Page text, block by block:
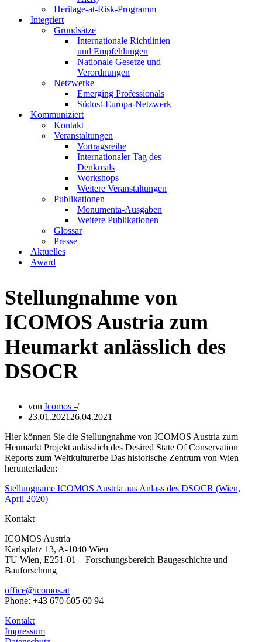
Heritage-at-Risk-Programm
Integriert
Grundsätze
Internationale Richtlinien
und Empfehlungen
Nationale Gesetze und
Verordnungen
Netzwerke
Emerging Professionals
Südost-Europa-Netzwerk
Kommuniziert
Kontakt
Veranstaltungen
Vortragsreihe
Internationaler Tag des
Denkmals
Workshops
Weitere Veranstaltungen
Publikationen
Monumenta-Ausgaben
Weitere Publikationen
Glossar
Presse
Aktuelles
Award
Stellungnahme von
ICOMOS Austria zum
Heumarkt anlässlich des
DSOCR
von Icomos -
23.01.2021 26.04.2021
Hier können Sie die Stellungnahme von ICOMOS Austria zum
Heumarkt Projekt anlässlich des Desired State Of Conservation
Reports zum Weltkulturerbe Das historische Zentrum von Wien
herunterladen:
Stellungname ICOMOS Austria aus Anlass des DSOCR (Wien,
April 2020)
Kontakt
ICOMOS Austria
Karlsplatz 13, A-1040 Wien
TU Wien, E251-01 – Forschungsbereich Baugeschichte und
Bauforschung
office@icomos.at
Phone: +43 670 605 60 94
Kontakt
Impressum